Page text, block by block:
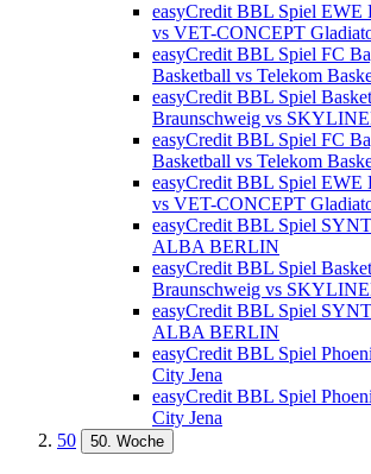
easyCredit BBL Spiel EWE
vs VET-CONCEPT
easyCredit BBL Spiel FC
Basketball vs Telekom
easyCredit BBL Spiel
Braunschweig vs
easyCredit BBL Spiel FC
Basketball vs Telekom
easyCredit BBL Spiel EWE
vs VET-CONCEPT
easyCredit BBL Spiel
ALBA BERLIN
easyCredit BBL Spiel
Braunschweig vs
easyCredit BBL Spiel
ALBA BERLIN
easyCredit BBL Spiel
City Jena
easyCredit BBL Spiel
City Jena
50
50. Woche